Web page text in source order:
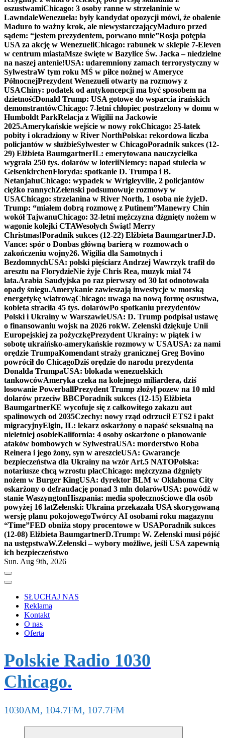
oszustwamiChicago: 3 osoby ranne w strzelaninie w
LawndaleWenezuela: były kandydat opozycji mówi, że obalenie
Maduro to ważny krok, ale niewystarczającyMaduro przed
sądem: “jestem prezydentem, porwano mnie”Rosja potępia
USA za akcję w WenezueliChicago: rabunek w sklepie 7-Eleven
w centrum miastaMsze święte w Bazylice Św. Jacka – niedzielne
na naszej antenie!USA: udaremniony zamach terrorystyczny w
SylwestraW tym roku MŚ w piłce nożnej w Ameryce
PółnocnejPrezydent Wenezueli otwarty na rozmowy z
USAChiny: podatek od antykoncepcji ma być sposobem na
dzietnośćDonald Trump: USA gotowe do wsparcia irańskich
demonstrantówChicago: 7-letni chłopiec postrzelony w domu w
Humboldt ParkRelacja z Wigilii na Jackowie
2025.Amerykańskie wejście w nowy rokChicago: 25-latek
pobity i okradziony w River NorthPolska: rekordowa liczba
policjantów w służbieSylwester w ChicagoPoradnik sukces (12-
29) Elżbieta BaumgartnerIL: emerytowana nauczycielka
wygrała 250 tys. dolarów w loteriiNiemcy: napad stulecia w
GelsenkirchenFloryda: spotkanie D. Trumpa i B.
NetanjahuChicago: wypadek w Wrigleyville, 2 policjantów
ciężko rannychZełenski podsumowuje rozmowy w
USAChicago: strzelanina w River North, 1 osoba nie żyjeD.
Trump: “miałem dobrą rozmowę z Putinem”Manewry Chin
wokół TajwanuChicago: 32-letni mężczyzna dźgnięty nożem w
wagonie kolejki CTAWesołych Świąt! Merry
Christmas!Poradnik sukces (12-22) Elżbieta BaumgartnerJ.D.
Vance: spór o Donbas główną barierą w rozmowach o
zakończeniu wojny26. Wigilia dla Samotnych i
BezdomnychUSA: polski pięściarz Andrzej Wawrzyk trafił do
aresztu na FlorydzieNie żyje Chris Rea, muzyk miał 74
lata.Arabia Saudyjska po raz pierwszy od 30 lat odnotowała
opady śniegu.Amerykanie zawieszają inwestycje w morską
energetykę wiatrowąChicago: uwaga na nową formę oszustwa,
kobieta straciła 45 tys. dolarówPo spotkaniu prezydentów
Polski i Ukrainy w WarszawieUSA: D. Trump podpisał ustawę
o finansowaniu wojsk na 2026 rokW. Zełenski dziękuje Unii
Europejskiej za pożyczkęPrezydent Ukrainy: w piątek i w
sobotę ukraińsko-amerykańskie rozmowy w USAUSA: za nami
orędzie TrumpaKomendant straży granicznej Greg Bovino
powrócił do ChicagoDziś orędzie do narodu prezydenta
Donalda TrumpaUSA: blokada wenezuelskich
tankowcówAmeryka czeka na kolejnego miliardera, dziś
losowanie PowerballPrezydent Trump złożył pozew na 10 mld
dolarów przeciw BBCPoradnik sukces (12-15) Elżbieta
BaumgartnerKE wycofuje się z całkowitego zakazu aut
spalinowych od 2035Czechy: nowy rząd odrzucił ETS2 i pakt
migracyjnyElgin, IL: lekarz oskarżony o napaść seksualną na
nieletniej osobieKalifornia: 4 osoby oskarżone o planowanie
ataków bombowych w SylwestraUSA: morderstwo Roba
Reinera i jego żony, syn w areszcieUSA: Gwarancje
bezpieczeństwa dla Ukrainy na wzór Art.5 NATOPolska:
notariusze chcą wzrostu płacChicago: mężczyzna dźgnięty
nożem w Burger KingUSA: dyrektor BLM w Oklahoma City
oskarżony o defraudację ponad 3 mln dolarówUSA: powódź w
stanie WaszyngtonHiszpania: media społecznościowe dla osób
powyżej 16 latZełenski: Ukraina przekazała USA skorygowaną
wersję planu pokojowegoTwórcy AI osobami roku magazynu
“Time”FED obniża stopy procentowe w USAPoradnik sukces
(12-08) Elżbieta BaumgartnerD.Trump: W. Zełenski musi pójść
na ustępstwaW.Zełenski – wybory możliwe, jeśli USA zapewnią
ich bezpieczeństwo
Sun. Aug 9th, 2026
SŁUCHAJ NAS
Reklama
Kontakt
O nas
Oferta
Polskie Radio 1030
Chicago.
1030AM, 104.7FM, 107.7FM